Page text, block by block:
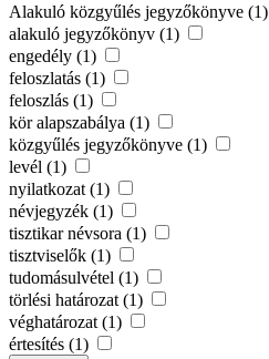
Alakuló közgyűlés jegyzőkönyve (1)
alakuló jegyzőkönyv (1)
engedély (1)
feloszlatás (1)
feloszlás (1)
kör alapszabálya (1)
közgyűlés jegyzőkönyve (1)
levél (1)
nyilatkozat (1)
névjegyzék (1)
tisztikar névsora (1)
tisztviselők (1)
tudomásulvétel (1)
törlési határozat (1)
véghatározat (1)
értesítés (1)